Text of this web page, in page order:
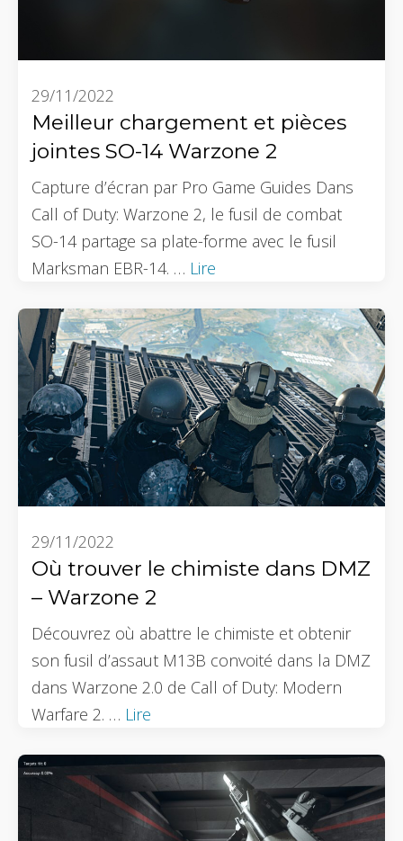
Meilleur chargement et pièces
jointes SO-14 Warzone 2
29/11/2022
Capture d’écran par Pro Game Guides Dans
Call of Duty: Warzone 2, le fusil de combat
SO-14 partage sa plate-forme avec le fusil
Marksman EBR-14. … Lire
Où trouver le chimiste dans DMZ
– Warzone 2
29/11/2022
Découvrez où abattre le chimiste et obtenir
son fusil d’assaut M13B convoité dans la DMZ
dans Warzone 2.0 de Call of Duty: Modern
Warfare 2. … Lire